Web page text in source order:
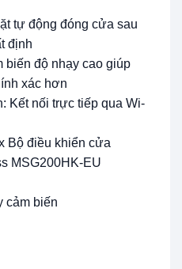
tự động đóng cửa sau
định
biến độ nhạy cao giúp
xác hơn
Kết nối trực tiếp qua Wi-
Bộ điều khiển cửa
MSG200HK-EU
cảm biến